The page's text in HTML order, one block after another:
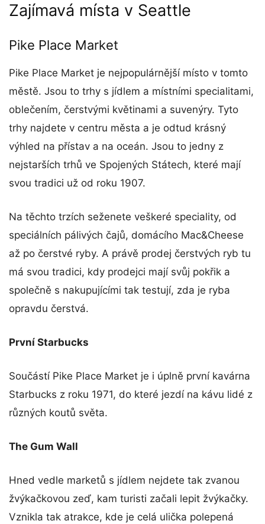
Zajímavá místa v Seattle
Pike Place Market
Pike Place Market je nejpopulárnější místo v tomto
městě. Jsou to trhy s jídlem a místními specialitami,
oblečením, čerstvými květinami a suvenýry. Tyto
trhy najdete v centru města a je odtud krásný
výhled na přístav a na oceán. Jsou to jedny z
nejstarších trhů ve Spojených Státech, které mají
svou tradici už od roku 1907.
Na těchto trzích seženete veškeré speciality, od
speciálních pálivých čajů, domácího Mac&Cheese
až po čerstvé ryby. A právě prodej čerstvých ryb tu
má svou tradici, kdy prodejci mají svůj pokřik a
společně s nakupujícími tak testují, zda je ryba
opravdu čerstvá.
První Starbucks
Součástí Pike Place Market je i úplně první kavárna
Starbucks z roku 1971, do které jezdí na kávu lidé z
různých koutů světa.
The Gum Wall
Hned vedle marketů s jídlem nejdete tak zvanou
žvýkačkovou zeď, kam turisti začali lepit žvýkačky.
Vznikla tak atrakce, kde je celá ulička polepená